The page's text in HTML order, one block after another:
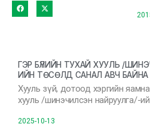
ГЭР БҮЛИЙН ТУХАЙ ХУУЛЬ /
ИЙН ТӨСӨЛД САНАЛ АВЧ БАЙНА
Хууль зүй, дотоод хэргийн
хууль /шинэчилсэн найруулга/-
2025-10-13